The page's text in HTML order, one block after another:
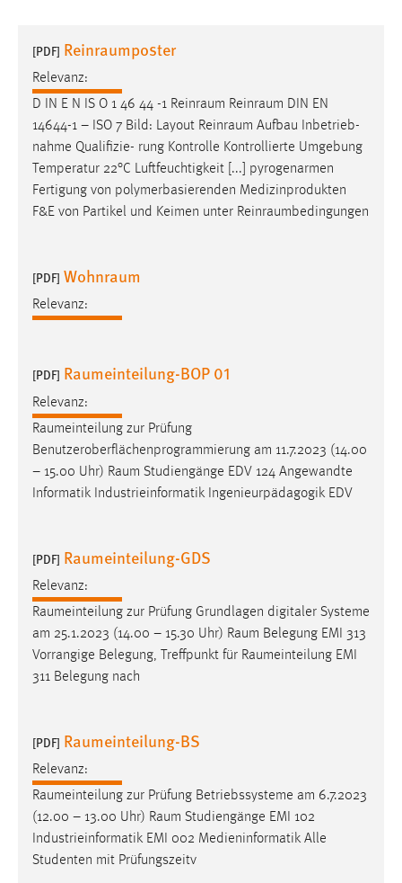
[PDF] Reinraumposter
Relevanz:
D IN E N IS O 1 46 44 -1 Reinraum Reinraum DIN EN
14644-1 – ISO 7 Bild: Layout Reinraum Aufbau Inbetrieb-
nahme Qualifizie- rung Kontrolle Kontrollierte Umgebung
Temperatur 22°C Luftfeuchtigkeit [...] pyrogenarmen
Fertigung von polymerbasierenden Medizinprodukten
F&E von Partikel und Keimen unter Reinraumbedingungen
[PDF] Wohnraum
Relevanz:
[PDF] Raumeinteilung-BOP 01
Relevanz:
Raumeinteilung zur Prüfung
Benutzeroberflächenprogrammierung am 11.7.2023 (14.00
– 15.00 Uhr) Raum Studiengänge EDV 124 Angewandte
Informatik Industrieinformatik Ingenieurpädagogik EDV
[PDF] Raumeinteilung-GDS
Relevanz:
Raumeinteilung zur Prüfung Grundlagen digitaler Systeme
am 25.1.2023 (14.00 – 15.30 Uhr) Raum Belegung EMI 313
Vorrangige Belegung, Treffpunkt für Raumeinteilung EMI
311 Belegung nach
[PDF] Raumeinteilung-BS
Relevanz:
Raumeinteilung zur Prüfung Betriebssysteme am 6.7.2023
(12.00 – 13.00 Uhr) Raum Studiengänge EMI 102
Industrieinformatik EMI 002 Medieninformatik Alle
Studenten mit Prüfungszeitv
Performance
Name:
staticfilecache
Zweck:
Für performante Seitenauslieferung wird in diesem Cookie
gespeichert, ob man eingeloggt ist.
Sprachpräferenz
site-language-preference
Zweck:
30 Tage
Chat
Name:
MibewSessionID, MIBEW_UserID, mibew_locale, mibew-
Wird benötigt um die Chatfunktion nutzen zu können.
Cookie Laufzeit:
MibewSessionID, mibew-chat-frame-style-
5e9dbeb1811c0446 = Sitzungslaufzeit, mibew_locale = 3
Jahre, MIBEW_UserID = 1 Jahr
Name:
Zweck:
Dieser Cookie ist notwendig um sich an der Website
einloggen zu können.
Cookie Laufzeit: